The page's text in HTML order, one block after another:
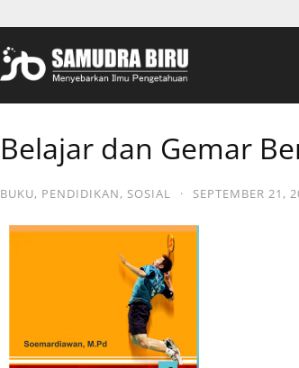
Belajar dan Gemar
BUKU, PENDIDIKAN, SOSIAL · SEPTEMBER 21,